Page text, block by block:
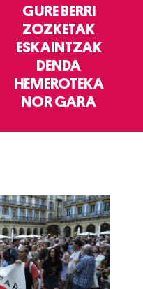
GURE BERRI
ZOZKETAK
ESKAINTZAK
DENDA
HEMEROTEKA
NOR GARA